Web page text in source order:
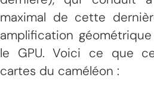
maximal de cette
amplification
le GPU. Voici ce que
cartes du caméléon :